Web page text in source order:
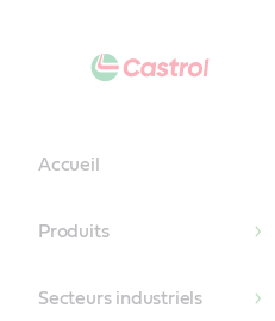
Accueil
Produits
Secteurs industriels